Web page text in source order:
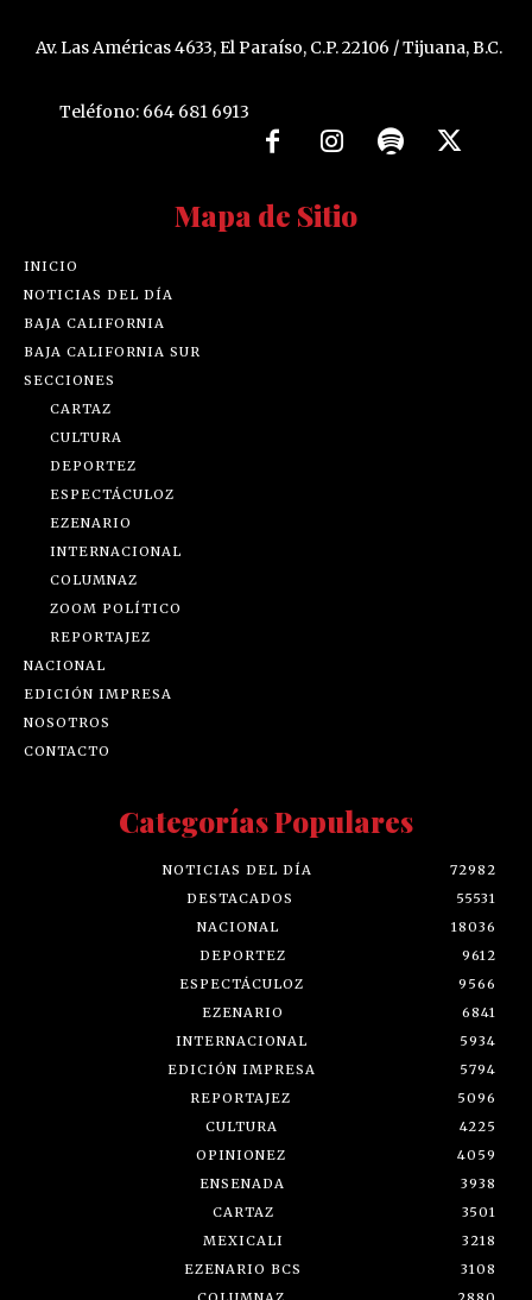
Av. Las Américas 4633, El Paraíso, C.P. 22106 / Tijuana, B.C.
Teléfono: 664 681 6913
Mapa de Sitio
INICIO
NOTICIAS DEL DÍA
BAJA CALIFORNIA
BAJA CALIFORNIA SUR
SECCIONES
CARTAZ
CULTURA
DEPORTEZ
ESPECTÁCULOZ
EZENARIO
INTERNACIONAL
COLUMNAZ
ZOOM POLÍTICO
REPORTAJEZ
NACIONAL
EDICIÓN IMPRESA
NOSOTROS
CONTACTO
Categorías Populares
NOTICIAS DEL DÍA
72982
DESTACADOS
55531
NACIONAL
18036
DEPORTEZ
9612
ESPECTÁCULOZ
9566
EZENARIO
6841
INTERNACIONAL
5934
EDICIÓN IMPRESA
5794
REPORTAJEZ
5096
CULTURA
4225
OPINIONEZ
4059
ENSENADA
3938
CARTAZ
3501
MEXICALI
3218
EZENARIO BCS
3108